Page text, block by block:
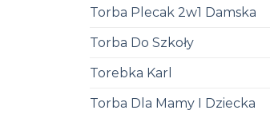
Torba Plecak 2w1 Damska
Torba Do Szkoły
Torebka Karl
Torba Dla Mamy I Dziecka